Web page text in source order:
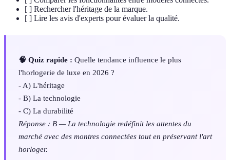
[ ] Rechercher l'héritage de la marque.
[ ] Lire les avis d'experts pour évaluer la qualité.
🧠 Quiz rapide : Quelle tendance influence le plus
l'horlogerie de luxe en 2026 ?
- A) L'héritage
- B) La technologie
- C) La durabilité
Réponse : B — La technologie redéfinit les attentes du
marché avec des montres connectées tout en préservant l'art
horloger.